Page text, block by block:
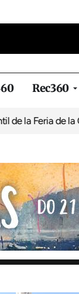
Rec360
la Cerveza de